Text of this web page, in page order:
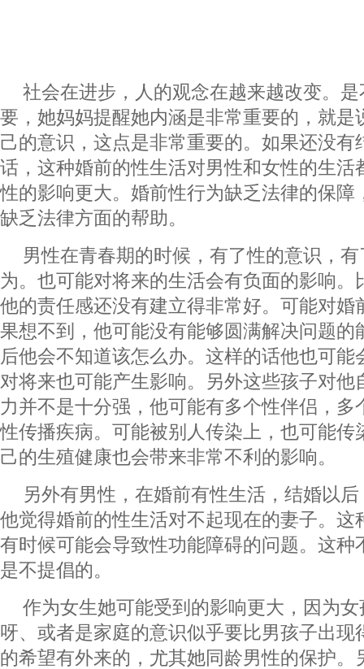
社会在进步，人的观念在越来越改变。
要，她妈妈提醒她内涵是非常重要的，就是
己的意识，这点是非常重要的。如果还没有
话，这种婚前的性生活对男性和女性的生活
性的影响更大。婚前性行为缺乏法律的保障
缺乏法律方面的帮助。
男性在青春期的时候，有了性的意识，
为。也可能对将来的生活会有负面的影响。
他的责任感还没有建立得非常好。可能对婚
果想不到，他可能没有能够圆满解决问题的
后他会不知道该怎么办。这样的话他也可能
对将来也可能产生影响。另外这些孩子对他
力并不是十分强，他可能有多个性伴侣，多
性传播疾病。可能被别人传染上，也可能传
己的生殖健康也会带来非常不利的影响。
另外有男性，在婚前有性生活，结婚以
他觉得婚前的性生活对不起现在的妻子。这
有时候可能会导致性功能障碍的问题。这种
是不提倡的。
作为女生她可能受到的影响更大，因为
呀、或者是家庭的意识似乎要比男孩子出现
的希望有外来的，尤其她同龄男性的保护。